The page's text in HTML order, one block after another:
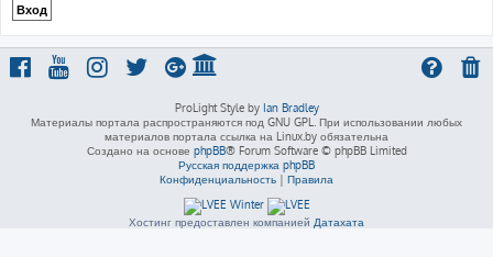
ProLight Style by Ian Bradley
Материалы портала распространяются под GNU GPL. При использовании любых
материалов портала ссылка на Linux.by обязательна
Создано на основе phpBB® Forum Software © phpBB Limited
Русская поддержка phpBB
Конфиденциальность | Правила
Хостинг предоставлен компанией Датахата